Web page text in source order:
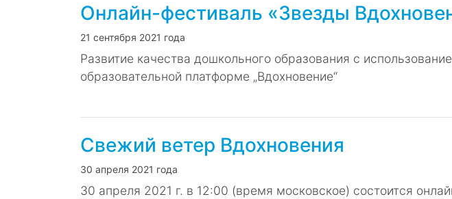
Онлайн-фестиваль «Звезды
21 сентября 2021 года
Развитие качества дошкольного образования с
образовательной платформе „Вдохновение“
Свежий ветер Вдохновения
30 апреля 2021 года
30 апреля 2021 г. в 12:00 (время московское) состоится